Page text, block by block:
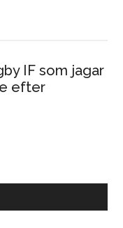
IF som jagar
efter